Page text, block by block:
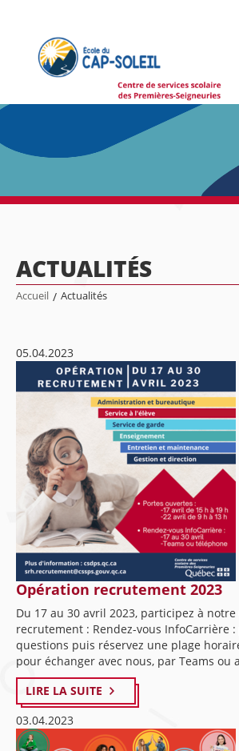
ACTUALITÉS
Accueil / Actualités
05.04.2023
Opération recrutement 2023
Du 17 au 30 avril 2023, participez à
recrutement : Rendez-vous InfoCarrière
questions puis réservez une plage
pour échanger avec nous, par Teams ou
LIRE LA SUITE
03.04.2023